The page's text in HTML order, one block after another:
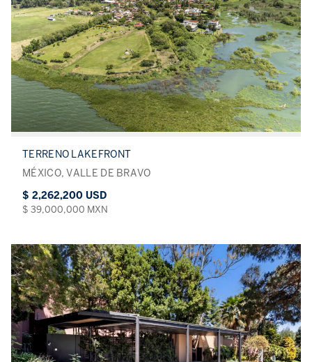
TERRENO LAKEFRONT
MÉXICO, VALLE DE BRAVO
$ 2,262,200 USD
$ 39,000,000 MXN